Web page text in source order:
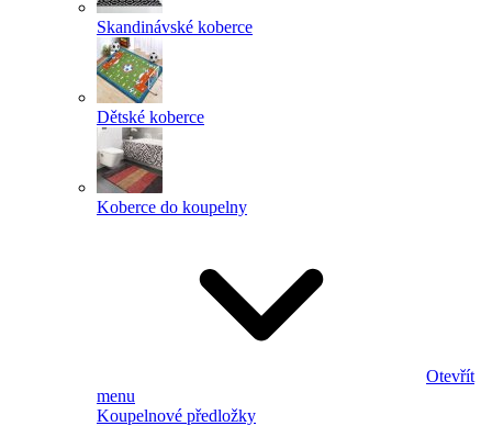
Skandinávské koberce
Dětské koberce
Koberce do koupelny
Otevřít
menu
Koupelnové předložky